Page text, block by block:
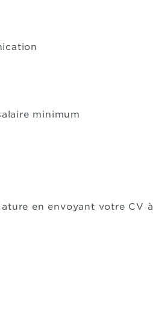
minimum
en envoyant votre CV à